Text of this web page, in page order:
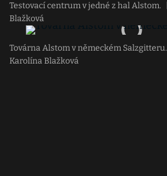
Testovací centrum v jedné z hal Alstom.
Blažková
Továrna Alstom v německém Salzgitteru.
Karolína Blažková